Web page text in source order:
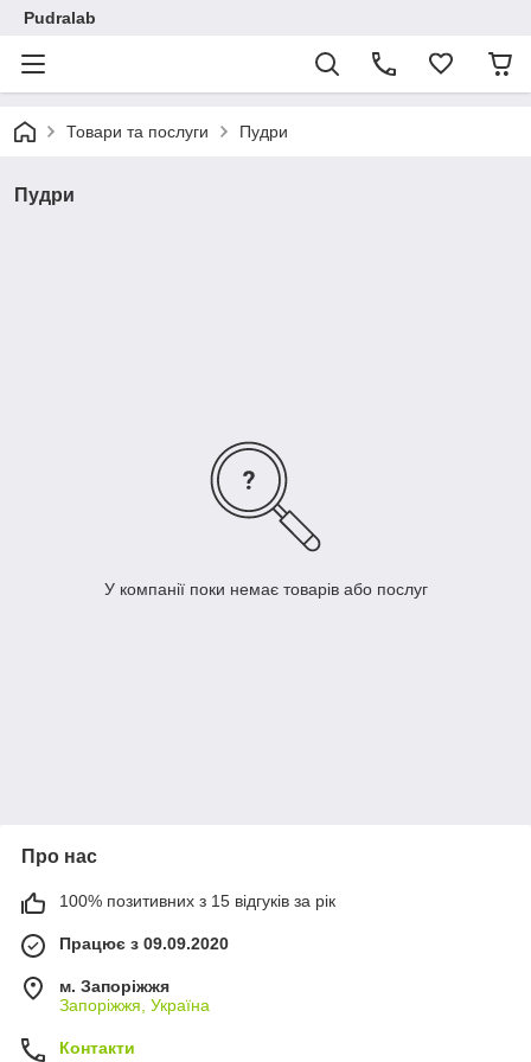
Pudralab
Товари та послуги Пудри
Пудри
У компанії поки немає товарів або послуг
Про нас
100% позитивних з 15 відгуків за рік
Працює з 09.09.2020
м. Запоріжжя
Запоріжжя, Україна
Контакти